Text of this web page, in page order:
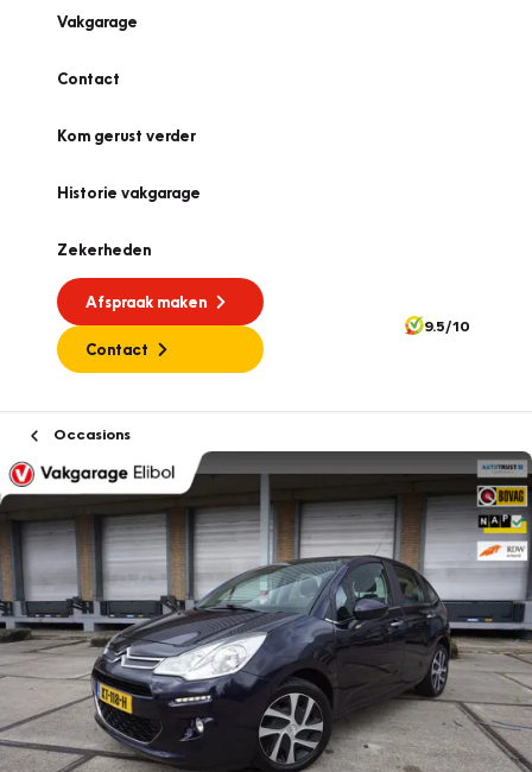
Vakgarage
Contact
Kom gerust verder
Historie vakgarage
Zekerheden
Afspraak maken
Contact
9.5/10
Occasions